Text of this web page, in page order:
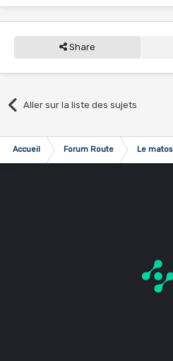
Share
Aller sur la liste des sujets
Accueil Forum Route Le matos